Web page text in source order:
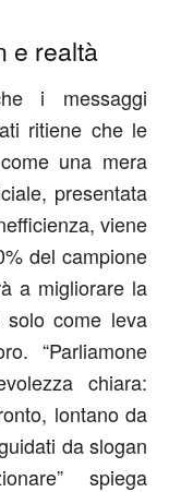
e realtà
i messaggi
ritiene che le
una mera
presentata
viene
del campione
a migliorare la
come leva
“Parliamone
chiara:
lontano da
da slogan
spiega